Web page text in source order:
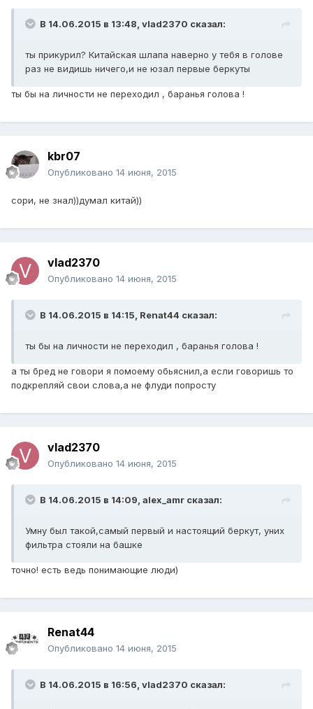
В 14.06.2015 в 13:48, vlad2370 сказал:
ты прикурил? Китайская шлапа наверно у тебя в голове
раз не видишь ничего,и не юзал первые беркуты
ты бы на личности не переходил , баранья голова !
kbr07
Опубликовано 14 июня, 2015
сори, не знал))думал китай))
vlad2370
Опубликовано 14 июня, 2015
В 14.06.2015 в 14:15, Renat44 сказал:
ты бы на личности не переходил , баранья голова !
а ты бред не говори я помоему обьяснил,а если говоришь то
подкрепляй свои слова,а не флуди попросту
vlad2370
Опубликовано 14 июня, 2015
В 14.06.2015 в 14:09, alex_amr сказал:
Умну был такой,самый первый и настоящий беркут, уних
фильтра стояли на башке
точно! есть ведь понимающие люди)
Renat44
Опубликовано 14 июня, 2015
В 14.06.2015 в 16:56, vlad2370 сказал: